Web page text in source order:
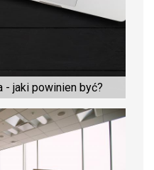
- jaki powinien być?